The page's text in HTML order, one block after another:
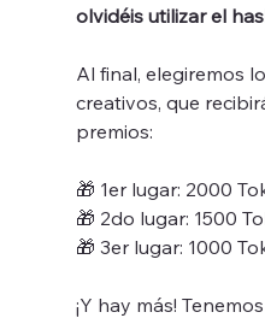
olvidéis utilizar el
Al final, elegiremos
creativos, que
premios:
🎁 1er lugar: 2000
🎁 2do lugar: 1500
🎁 3er lugar: 1000
¡Y hay más!